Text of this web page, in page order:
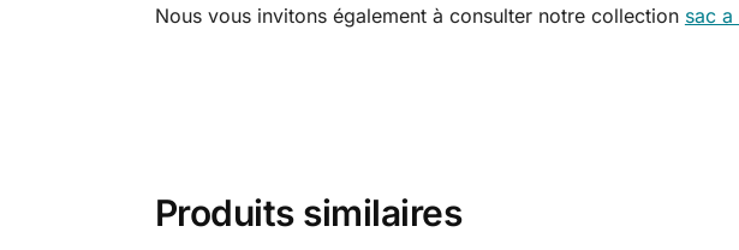
Nous vous invitons également à consulter notre collection sac
Produits similaires